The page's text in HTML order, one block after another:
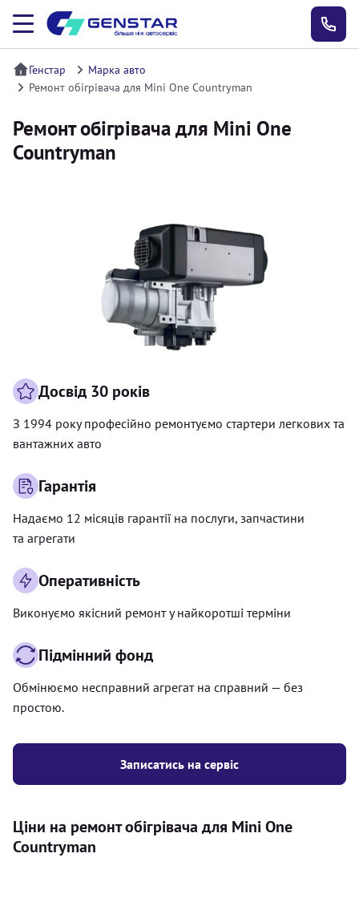
Генстар
Марка авто
Ремонт обігрівача для Mini One Countryman
Ремонт обігрівача для Mini One
Countryman
Записатись на сервіс
Досвід 30 років
З 1994 року професійно ремонтуємо стартери легкових та
вантажних авто
Гарантія
Надаємо 12 місяців гарантії на послуги, запчастини
та агрегати
Оперативність
Виконуємо якісний ремонт у найкоротші терміни
Підмінний фонд
Обмінюємо несправний агрегат на справний — без
простою.
Ціни на ремонт обігрівача для Mini One
Countryman